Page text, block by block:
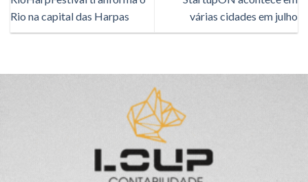
Rio na capital das Harpas
várias cidades em julho